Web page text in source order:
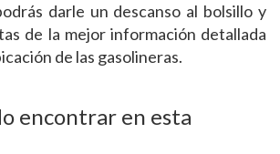
darle un descanso al bolsillo y
de la mejor información detallada
de las gasolineras.
encontrar en esta